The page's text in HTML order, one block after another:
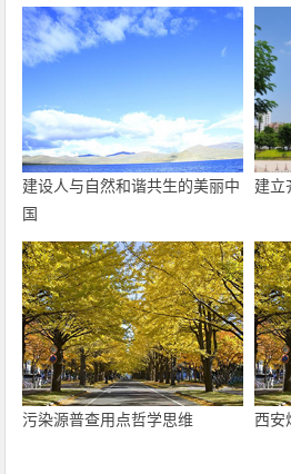
建设人与自然和谐共生的美丽中
国
建立
污染源普查用点哲学思维 西安